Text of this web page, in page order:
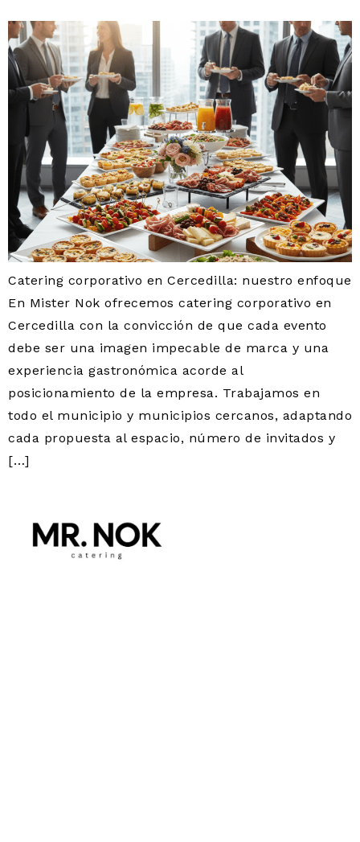
Catering corporativo en Cercedilla: nuestro enfoque
En Mister Nok ofrecemos catering corporativo en
Cercedilla con la convicción de que cada evento
debe ser una imagen impecable de marca y una
experiencia gastronómica acorde al
posicionamiento de la empresa. Trabajamos en
todo el municipio y municipios cercanos, adaptando
cada propuesta al espacio, número de invitados y
[…]